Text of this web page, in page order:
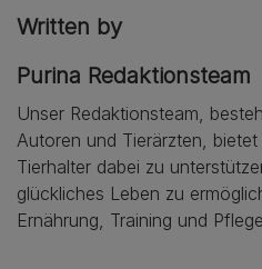
Written by
Purina Redaktionsteam
Unser Redaktionsteam,
Autoren und Tierärzten,
Tierhalter dabei zu
glückliches Leben zu
Ernährung, Training und